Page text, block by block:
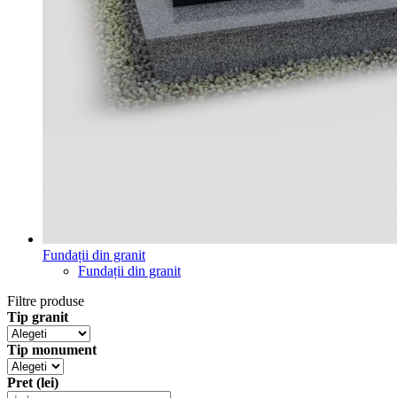
Fundații din granit
Fundații din granit
Filtre produse
Tip granit
Tip monument
Pret (lei)